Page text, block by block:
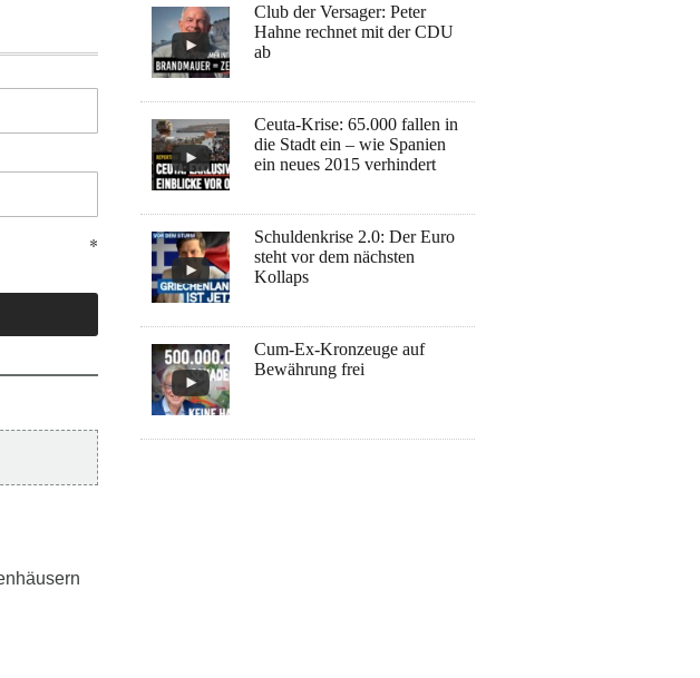
Club der Versager: Peter
Hahne rechnet mit der CDU
ab
Ceuta-Krise: 65.000 fallen in
die Stadt ein – wie Spanien
ein neues 2015 verhindert
Schuldenkrise 2.0: Der Euro
steht vor dem nächsten
Kollaps
Cum-Ex-Kronzeuge auf
Bewährung frei